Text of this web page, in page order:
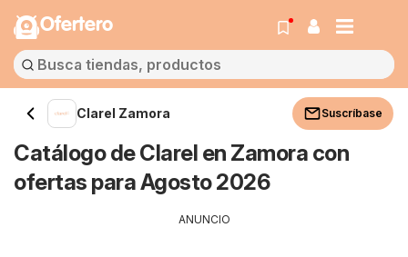
Ofertero
Clarel Zamora Suscríbase
Catálogo de Clarel en Zamora con
ofertas para Agosto 2026
ANUNCIO